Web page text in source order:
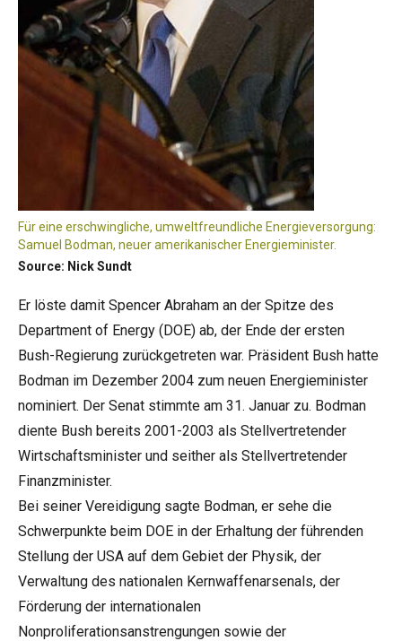
Für eine erschwingliche, umweltfreundliche Energieversorgung:
Samuel Bodman, neuer amerikanischer Energieminister.
Source: Nick Sundt
Er löste damit Spencer Abraham an der Spitze des
Department of Energy (DOE) ab, der Ende der ersten
Bush-Regierung zurückgetreten war. Präsident Bush hatte
Bodman im Dezember 2004 zum neuen Energieminister
nominiert. Der Senat stimmte am 31. Januar zu. Bodman
diente Bush bereits 2001-2003 als Stellvertretender
Wirtschaftsminister und seither als Stellvertretender
Finanzminister.
Bei seiner Vereidigung sagte Bodman, er sehe die
Schwerpunkte beim DOE in der Erhaltung der führenden
Stellung der USA auf dem Gebiet der Physik, der
Verwaltung des nationalen Kernwaffenarsenals, der
Förderung der internationalen
Nonproliferationsanstrengungen sowie der